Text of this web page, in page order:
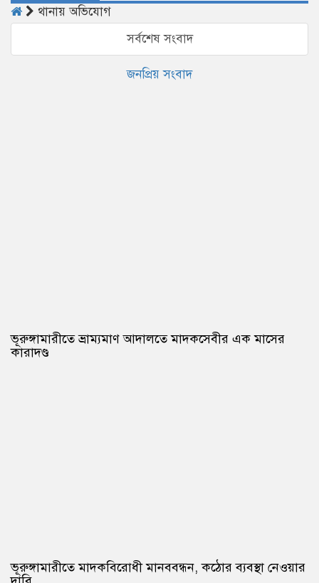
থানায় অভিযোগ
সর্বশেষ সংবাদ
জনপ্রিয় সংবাদ
ভূরুঙ্গামারীতে ভ্রাম্যমাণ আদালতে মাদকসেবীর এক মাসের
কারাদণ্ড
ভূরুঙ্গামারীতে মাদকবিরোধী মানববন্ধন, কঠোর ব্যবস্থা নেওয়ার